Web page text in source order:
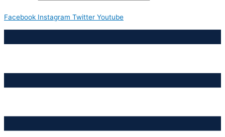
Facebook Instagram Twitter Youtube